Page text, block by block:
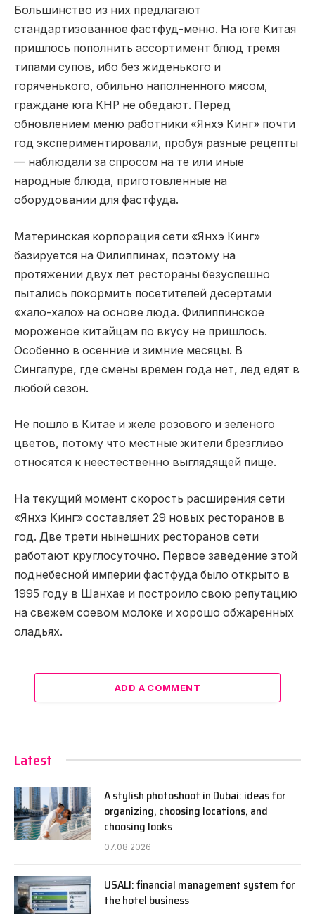
Большинство из них предлагают
стандартизованное фастфуд-меню. На юге Китая
пришлось пополнить ассортимент блюд тремя
типами супов, ибо без жиденького и
горяченького, обильно наполненного мясом,
граждане юга КНР не обедают. Перед
обновлением меню работники «Янхэ Кинг» почти
год экспериментировали, пробуя разные рецепты
— наблюдали за спросом на те или иные
народные блюда, приготовленные на
оборудовании для фастфуда.
Материнская корпорация сети «Янхэ Кинг»
базируется на Филиппинах, поэтому на
протяжении двух лет рестораны безуспешно
пытались покормить посетителей десертами
«хало-хало» на основе люда. Филиппинское
мороженое китайцам по вкусу не пришлось.
Особенно в осенние и зимние месяцы. В
Сингапуре, где смены времен года нет, лед едят в
любой сезон.
Не пошло в Китае и желе розового и зеленого
цветов, потому что местные жители брезгливо
относятся к неестественно выглядящей пище.
На текущий момент скорость расширения сети
«Янхэ Кинг» составляет 29 новых ресторанов в
год. Две трети нынешних ресторанов сети
работают круглосуточно. Первое заведение этой
поднебесной империи фастфуда было открыто в
1995 году в Шанхае и построило свою репутацию
на свежем соевом молоке и хорошо обжаренных
оладьях.
ADD A COMMENT
Latest
A stylish photoshoot in Dubai: ideas for
organizing, choosing locations, and
choosing looks
07.08.2026
USALI: financial management system for
the hotel business